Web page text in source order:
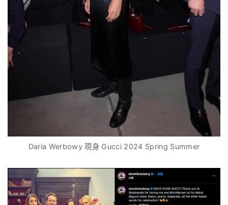
Daria Werbowy 現身 Gucci 2024 Spring Summer